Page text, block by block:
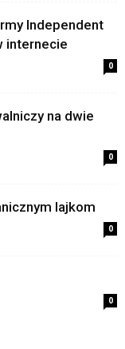
Independent
internecie
0
na dwie
0
lajkom
0
0